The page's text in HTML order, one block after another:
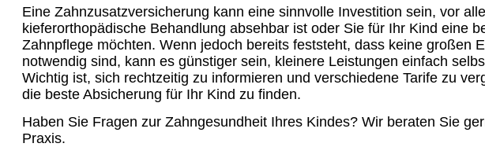
Eine Zahnzusatzversicherung kann eine sinnvolle Investition sein, vor
kieferorthopädische Behandlung absehbar ist oder Sie für Ihr Kind eine
Zahnpflege möchten. Wenn jedoch bereits feststeht, dass keine großen
notwendig sind, kann es günstiger sein, kleinere Leistungen einfach
Wichtig ist, sich rechtzeitig zu informieren und verschiedene Tarife zu
die beste Absicherung für Ihr Kind zu finden.
Haben Sie Fragen zur Zahngesundheit Ihres Kindes? Wir beraten Sie
Praxis.